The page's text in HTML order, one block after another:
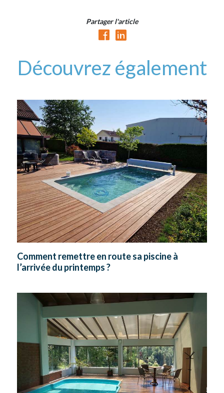
Partager l'article
Découvrez également
Comment remettre en route sa piscine à
l’arrivée du printemps ?